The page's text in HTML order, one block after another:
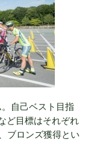
自己ベスト目指
ど目標はそれぞれ
ブロンズ獲得とい